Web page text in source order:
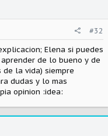
#32
Elena si puedes
de lo bueno y de
la vida) siempre
dudas y lo mas
opinion :idea: